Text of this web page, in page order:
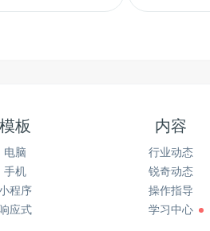
模板
电脑
手机
程序
应式
内容
行业动态
锐奇动态
操作指导
学习中心